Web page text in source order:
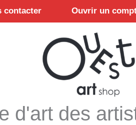
contacter Ouvrir un
d'art des